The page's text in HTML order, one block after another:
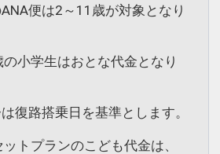
便は2～11歳が対象となり
小学生はおとな代金となり
復路搭乗日を基準とします。
ットプランのこども代金は、